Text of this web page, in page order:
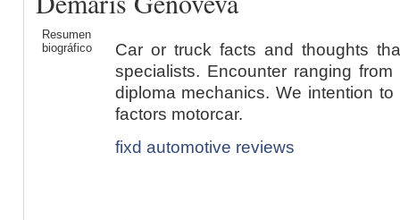
Resumen
biográfico
Car or truck facts and thoughts
specialists. Encounter ranging
diploma mechanics. We intention
factors motorcar.
fixd automotive reviews